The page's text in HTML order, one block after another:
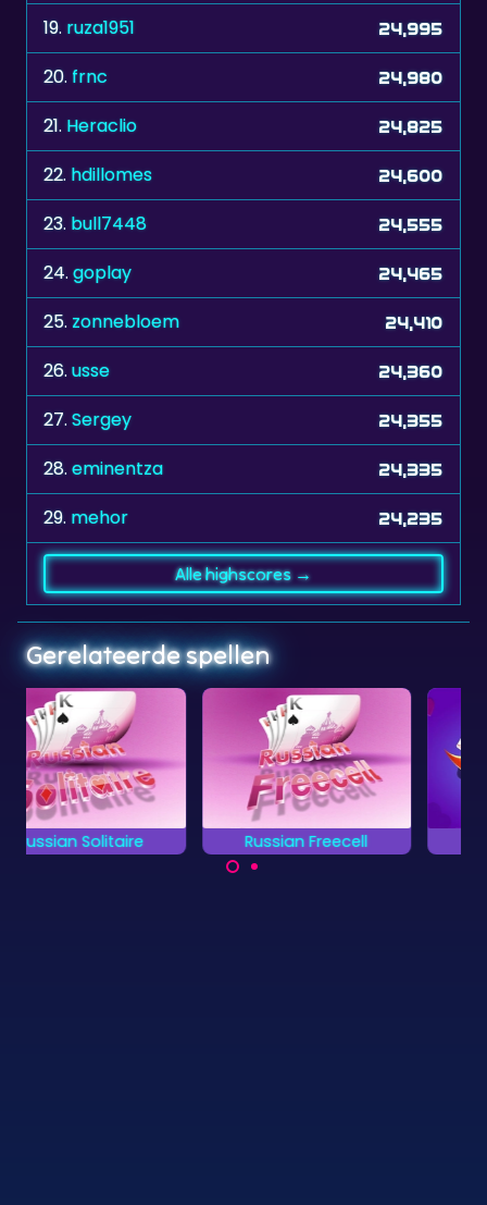
19. ruza1951 24,995
20.frnc 24,980
21. Heraclio 24,825
22. hdillomes 24,600
23. bull7448 24,555
24.goplay 24,465
25.zonnebloem 24,410
26.usse 24,360
27.Sergey 24,355
28.eminentza 24,335
29. mehor 24,235
Alle highscores →
Gerelateerde spellen
Russian Freecell Queenie Solitaire